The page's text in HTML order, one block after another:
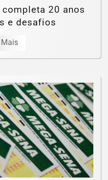
20 anos
e desafios